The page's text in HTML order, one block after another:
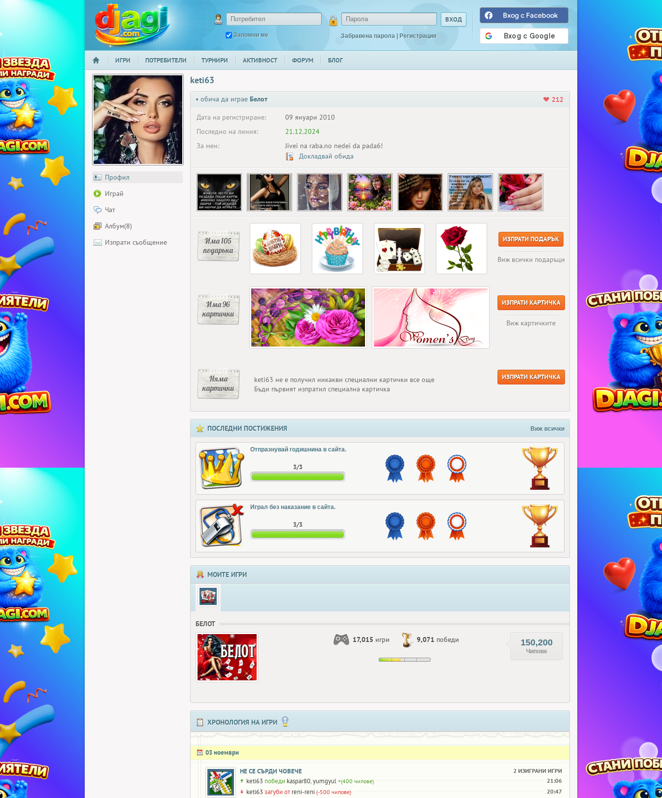
djagi.com
Запомни ме Забравена парола | Регистрация
Вход с Facebook
НАЧАЛО
ИГРИ ПОТРЕБИТЕЛИ ТУРНИРИ АКТИВНОСТ ФОРУМ БЛОГ
Профил
Играй
Чат
Албум(8)
Изпрати съобщение
keti63
• обича да играе Белот
212
Дата на регистриране:
09 януари 2010
Последно на линия:
21.12.2024
За мен:
Jivei na raba.no nedei da pada6!
Докладвай обида
Има 105
подаръка
ИЗПРАТИ ПОДАРЪК
Виж всички подаръци
Има 96
картички
ИЗПРАТИ КАРТИЧКА
Виж картичките
Няма
картички
keti63 не е получил никакви специални картички все още
Бъди първият изпратил специална картичка
ИЗПРАТИ КАРТИЧКА
ПОСЛЕДНИ ПОСТИЖЕНИЯ Виж всички
Отпразнувай годишнина в сайта.
3/3
Играл без наказание в сайта.
3/3
МОИТЕ ИГРИ
БЕЛОТ
17,015 игри 9,071 победи 150,200
Чипове
ХРОНОЛОГИЯ НА ИГРИ
03 ноември
НЕ СЕ СЪРДИ ЧОВЕЧЕ 2 ИЗИГРАНИ ИГРИ
keti63 победи kaspar80,yumgyul +(400 чипове) 21:06
keti63 загуби от reni-reni (-500 чипове) 20:47